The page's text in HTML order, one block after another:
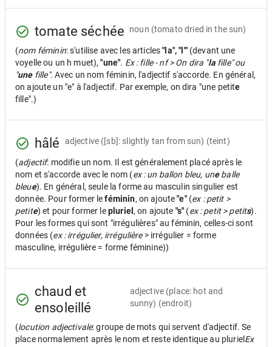
tomate séchée noun (tomato dried in the sun)
(nom féminin: s'utilise avec les articles"la", "l'" (devant une
voyelle ou un h muet),"une". Ex : fille - nf > On dira "lafille" ou
"unefille". Avec un nom féminin, l'adjectif s'accorde. En général,
on ajoute un "e" à l'adjectif. Par exemple, on dira "une petite
fille".)
hâlé adjective ([sb]: slightly tan from sun) (teint)
(adjectif: modifie un nom. Il est généralement placé après le
nom et s'accorde avec le nom (ex : un ballon bleu, uneballe
bleue). En général, seule la forme au masculin singulier est
donnée. Pour former leféminin, on ajoute"e"(ex : petit >
petite) et pour former lepluriel , on ajoute "s" (ex : petit > petits).
Pour les formes qui sont "irrégulières" au féminin, celles-ci sont
données (ex : irrégulier, irrégulière> irrégulier = forme
masculine, irrégulière = forme féminine))
chaud et
ensoleillé
adjective (place: hot and
sunny) (endroit)
(locution adjectivale: groupe de mots qui servent d'adjectif. Se
place normalement après le nom et reste identique au pluriel Ex